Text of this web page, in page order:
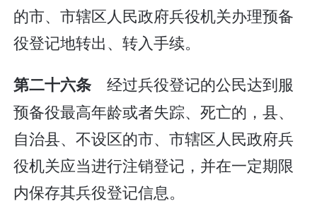
的市、市辖区人民政府兵役机关办理预备
役登记地转出、转入手续。
第二十六条经过兵役登记的公民达到服
预备役最高年龄或者失踪、死亡的，县、
自治县、不设区的市、市辖区人民政府兵
役机关应当进行注销登记，并在一定期限
内保存其兵役登记信息。